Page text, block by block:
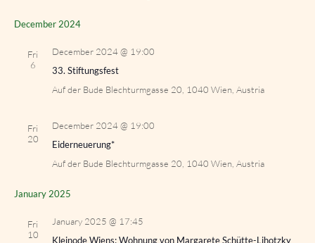
December 2024
Fri
6
December 2024 @ 19:00
33. Stiftungsfest
Auf der Bude Blechturmgasse 20, 1040 Wien, Austria
Fri
20
December 2024 @ 19:00
Eiderneuerung*
Auf der Bude Blechturmgasse 20, 1040 Wien, Austria
January 2025
Fri
10
January 2025 @ 17:45
Kleinode Wiens: Wohnung von Margarete Schütte-Lihotzky